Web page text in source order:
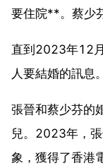
要住院**。蔡少
直到2023年12
人要結婚的訊息。
張晉和蔡少芬的
兒。2023年，
象，獲得了香港